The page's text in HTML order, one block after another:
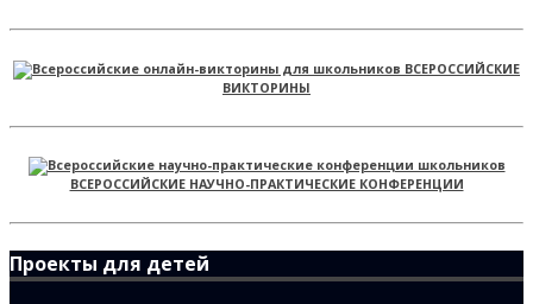
ВСЕРОССИЙСКИЕ
ВИКТОРИНЫ
ВСЕРОССИЙСКИЕ НАУЧНО-ПРАКТИЧЕСКИЕ КОНФЕРЕНЦИИ
Проекты для детей